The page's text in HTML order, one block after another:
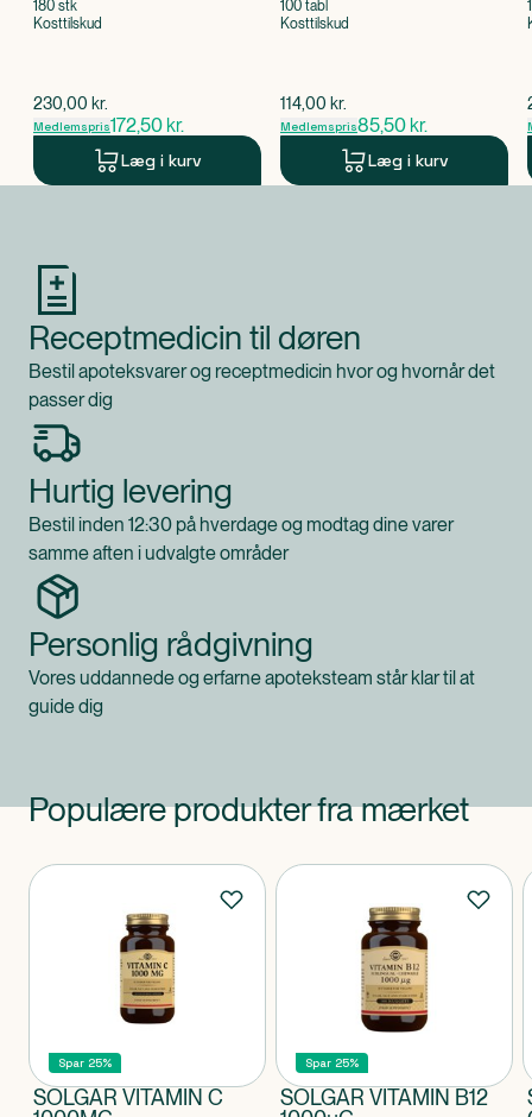
180 stk
Kosttilskud
$gammel pris
230,00 kr.
Medlemspris172,50 kr.
Læg i kurv
100 tabl
Kosttilskud
$gammel pris
114,00 kr.
Medlemspris85,50 kr.
Læg i kurv
Receptmedicin til døren
Bestil apoteksvarer og receptmedicin hvor og hvornår det
passer dig
Hurtig levering
Bestil inden 12:30 på hverdage og modtag dine varer
samme aften i udvalgte områder
Personlig rådgivning
Vores uddannede og erfarne apoteksteam står klar til at
guide dig
Populære produkter fra mærket
Produkter
Spar 25%
SOLGAR VITAMIN C
Spar 25%
SOLGAR VITAMIN B12